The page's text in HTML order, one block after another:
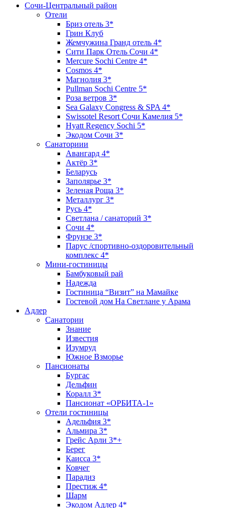
Сочи-Центральный район
Отели
Бриз отель 3*
Грин Клуб
Жемчужина Гранд отель 4*
Сити Парк Отель Сочи 4*
Mercure Sochi Centre 4*
Cosmos 4*
Магнолия 3*
Pullman Sochi Сеntre 5*
Роза ветров 3*
Sea Galaxy Congress & SPA 4*
Swissotel Resort Сочи Камелия 5*
Hyatt Regency Sochi 5*
Экодом Сочи 3*
Санаториии
Авангард 4*
Актёр 3*
Беларусь
Заполярье 3*
Зеленая Роща 3*
Металлург 3*
Русь 4*
Светлана / санаторий 3*
Сочи 4*
Фрунзе 3*
Парус /спортивно-оздоровительный
комплекс 4*
Мини-гостиницы
Бамбуковый рай
Надежда
Гостиница “Визит” на Мамайке
Гостевой дом На Светлане у Арама
Адлер
Санатории
Знание
Известия
Изумруд
Южное Взморье
Пансионаты
Бургас
Дельфин
Коралл 3*
Пансионат «ОРБИТА-1»
Отели гостиницы
Адельфия 3*
Альмира 3*
Грейс Арли 3*+
Берег
Каисса 3*
Ковчег
Парадиз
Престиж 4*
Шарм
Экодом Адлер 4*